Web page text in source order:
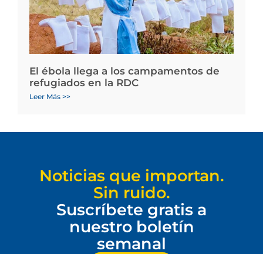
El ébola llega a los campamentos de
refugiados en la RDC
Leer Más >>
Noticias que importan.
Sin ruido.
Suscríbete gratis a
nuestro boletín
semanal